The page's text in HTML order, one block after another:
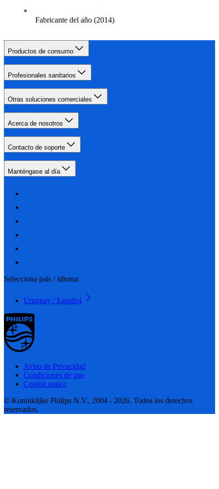
Fabricante del año (2014)
Productos de consumo
Profesionales sanitarios
Otras soluciones comerciales
Acerca de nosotros
Contacto de soporte
Manténgase al día
Selecciona país / idioma
Uruguay / Español
Aviso de Privacidad
Condiciones de uso
Cookie notice
© Koninklijke Philips N.V., 2004 - 2026. Todos los derechos
reservados.